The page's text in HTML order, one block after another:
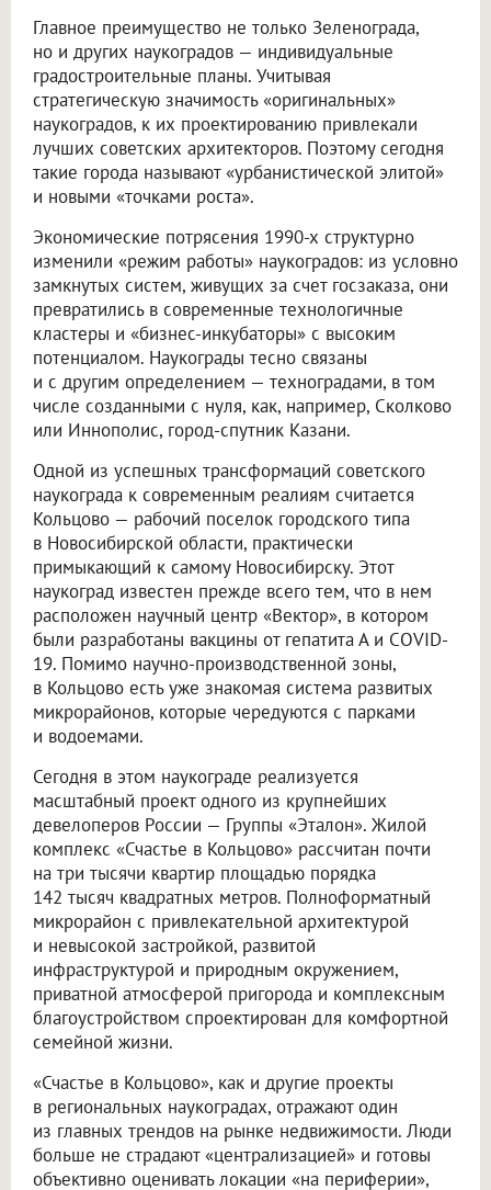
Главное преимущество не только Зеленограда,
но и других наукоградов — индивидуальные
градостроительные планы. Учитывая
стратегическую значимость «оригинальных»
наукоградов, к их проектированию привлекали
лучших советских архитекторов. Поэтому сегодня
такие города называют «урбанистической элитой»
и новыми «точками роста».
Экономические потрясения 1990-х структурно
изменили «режим работы» наукоградов: из условно
замкнутых систем, живущих за счет госзаказа, они
превратились в современные технологичные
кластеры и «бизнес-инкубаторы» с высоким
потенциалом. Наукограды тесно связаны
и с другим определением — техноградами, в том
числе созданными с нуля, как, например, Сколково
или Иннополис, город-спутник Казани.
Одной из успешных трансформаций советского
наукограда к современным реалиям считается
Кольцово — рабочий поселок городского типа
в Новосибирской области, практически
примыкающий к самому Новосибирску. Этот
наукоград известен прежде всего тем, что в нем
расположен научный центр «Вектор», в котором
были разработаны вакцины от гепатита А и COVID-
19. Помимо научно-производственной зоны,
в Кольцово есть уже знакомая система развитых
микрорайонов, которые чередуются с парками
и водоемами.
Сегодня в этом наукограде реализуется
масштабный проект одного из крупнейших
девелоперов России — Группы «Эталон». Жилой
комплекс «Счастье в Кольцово» рассчитан почти
на три тысячи квартир площадью порядка
142 тысяч квадратных метров. Полноформатный
микрорайон с привлекательной архитектурой
и невысокой застройкой, развитой
инфраструктурой и природным окружением,
приватной атмосферой пригорода и комплексным
благоустройством спроектирован для комфортной
семейной жизни.
«Счастье в Кольцово», как и другие проекты
в региональных наукоградах, отражают один
из главных трендов на рынке недвижимости. Люди
больше не страдают «централизацией» и готовы
объективно оценивать локации «на периферии»,